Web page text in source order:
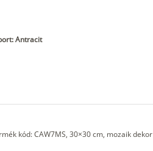
Antracit
kód: CAW7MS, 30×30 cm, mozaik dekor